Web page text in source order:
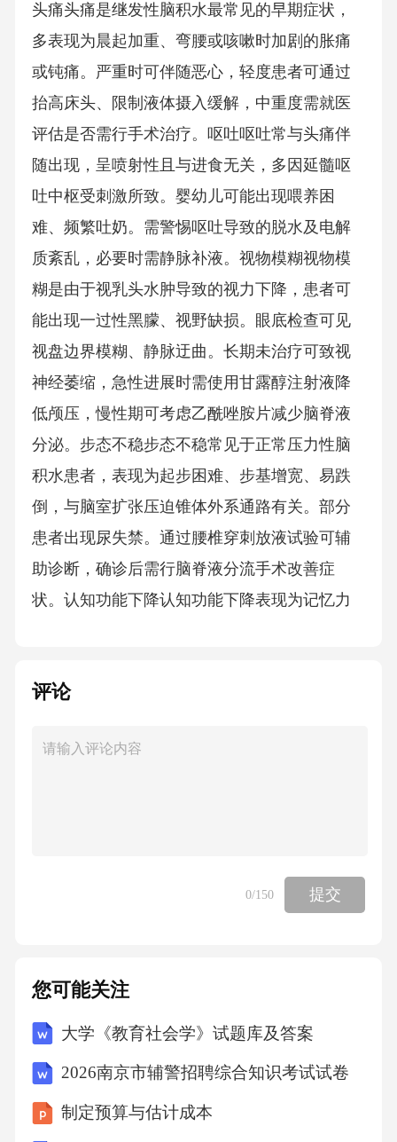
头痛头痛是继发性脑积水最常见的早期症状，
多表现为晨起加重、弯腰或咳嗽时加剧的胀痛
或钝痛。严重时可伴随恶心，轻度患者可通过
抬高床头、限制液体摄入缓解，中重度需就医
评估是否需行手术治疗。呕吐呕吐常与头痛伴
随出现，呈喷射性且与进食无关，多因延髓呕
吐中枢受刺激所致。婴幼儿可能出现喂养困
难、频繁吐奶。需警惕呕吐导致的脱水及电解
质紊乱，必要时需静脉补液。视物模糊视物模
糊是由于视乳头水肿导致的视力下降，患者可
能出现一过性黑朦、视野缺损。眼底检查可见
视盘边界模糊、静脉迂曲。长期未治疗可致视
神经萎缩，急性进展时需使用甘露醇注射液降
低颅压，慢性期可考虑乙酰唑胺片减少脑脊液
分泌。步态不稳步态不稳常见于正常压力性脑
积水患者，表现为起步困难、步基增宽、易跌
倒，与脑室扩张压迫锥体外系通路有关。部分
患者出现尿失禁。通过腰椎穿刺放液试验可辅
助诊断，确诊后需行脑脊液分流手术改善症
状。认知功能下降认知功能下降表现为记忆力
落日征。早期认知障碍在分流术后可能逆转，
头颅MRI检查明确脑室扩大程度。诊断标准与方
液循环受阻或压力升高，是初步诊断的重要依
据。影像学检查影像学检查在继发性脑积水的
脊液循环的受阻情况，帮助确认诊断并指导治
疗方案的制定。实验室检查实验室检查有助于
排除其他可能的病因，如感染或代谢性疾病。
查，可以发现炎症标志物、感染病原体或其他
评论
0/150 提交
您可能关注
大学《教育社会学》试题库及答案
2026南京市辅警招聘综合知识考试试卷
制定预算与估计成本